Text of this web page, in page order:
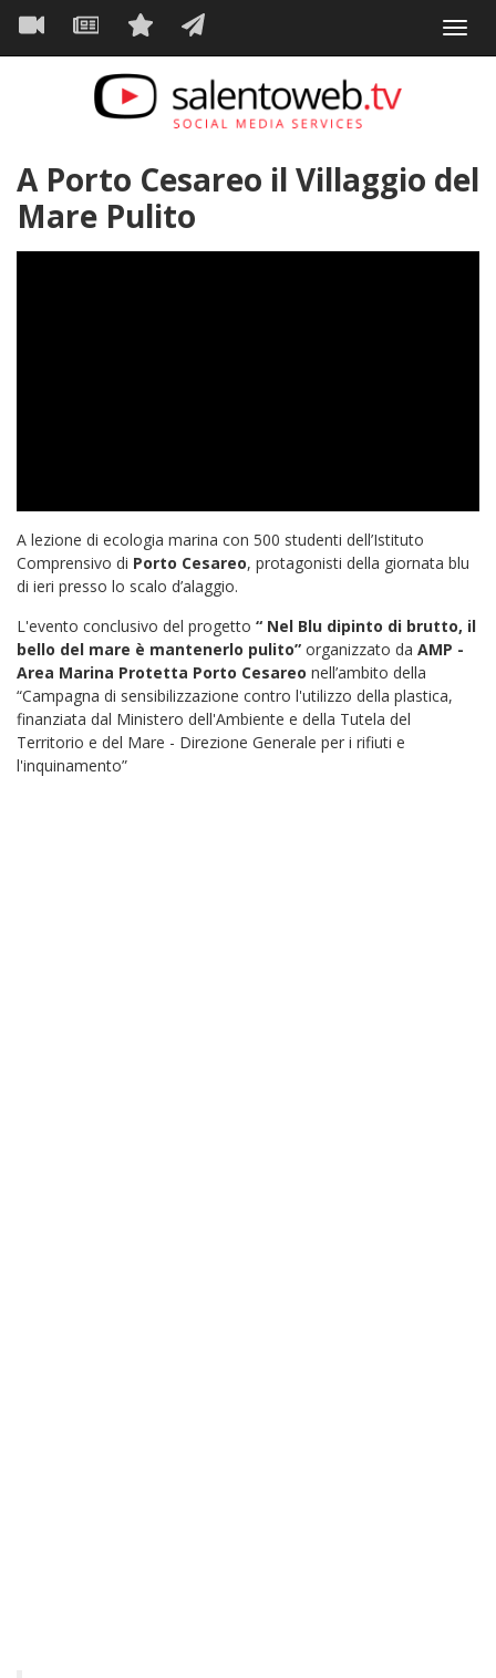
Salta
contenuto
Navigazione
principale
A Porto Cesareo il Villaggio del
Mare Pulito
A lezione di ecologia marina con 500 studenti dell’Istituto
Comprensivo di Porto Cesareo, protagonisti della giornata blu
di ieri presso lo scalo d’alaggio.
L'evento conclusivo del progetto “ Nel Blu dipinto di brutto, il
bello del mare è mantenerlo pulito” organizzato da AMP -
Area Marina Protetta Porto Cesareo nell’ambito della
“Campagna di sensibilizzazione contro l'utilizzo della plastica,
finanziata dal Ministero dell'Ambiente e della Tutela del
Territorio e del Mare - Direzione Generale per i rifiuti e
l'inquinamento”